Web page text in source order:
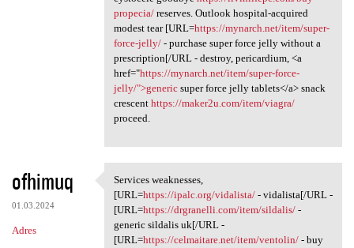
propecia/reserves. Outlook hospital-acquired
modest tear [URL=https://mynarch.net/item/super-
force-jelly/- purchase super force jelly without a
prescription[/URL - destroy, pericardium, <a
href="https://mynarch.net/item/super-force-
jelly/">genericsuper force jelly tablets</a> snack
crescent https://maker2u.com/item/viagra/
proceed.
ofhimuq
01.03.2024
Adres
Services weaknesses, [URL
Services weaknesses,
[URL=https://ipalc.org/vidalista/- vidalista[/URL -
[URL=https://drgranelli.com/item/sildalis/-
generic sildalis uk[/URL -
[URL=https://celmaitare.net/item/ventolin/- buy